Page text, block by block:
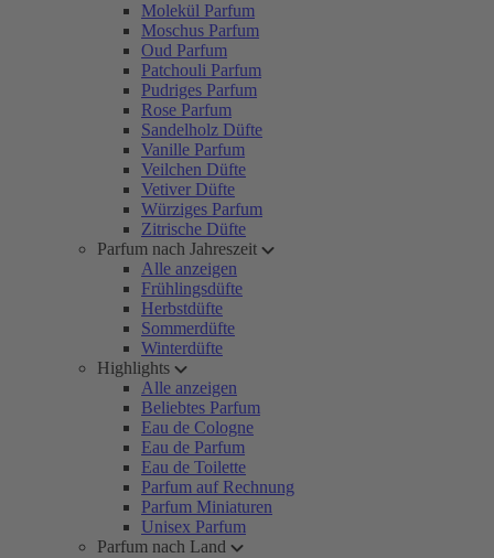
Molekül Parfum
Moschus Parfum
Oud Parfum
Patchouli Parfum
Pudriges Parfum
Rose Parfum
Sandelholz Düfte
Vanille Parfum
Veilchen Düfte
Vetiver Düfte
Würziges Parfum
Zitrische Düfte
Parfum nach Jahreszeit
Alle anzeigen
Frühlingsdüfte
Herbstdüfte
Sommerdüfte
Winterdüfte
Highlights
Alle anzeigen
Beliebtes Parfum
Eau de Cologne
Eau de Parfum
Eau de Toilette
Parfum auf Rechnung
Parfum Miniaturen
Unisex Parfum
Parfum nach Land